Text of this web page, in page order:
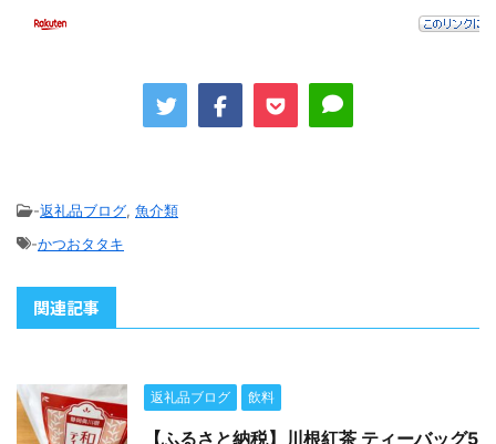
-返礼品ブログ, 魚介類
-かつおタタキ
関連記事
返礼品ブログ 飲料
【ふるさと納税】川根紅茶 ティーバッグ5